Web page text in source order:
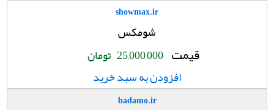
showmax.ir
شومکس
قیمت 25,000,000 تومان
افزودن به سبد خرید
badamo.ir